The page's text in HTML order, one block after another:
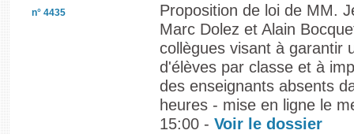
n° 4435
Proposition de loi de MM.
Marc Dolez et Alain
collègues visant à garantir
d'élèves par classe et à
des enseignants absents
heures - mise en ligne le
15:00 - Voir le dossier